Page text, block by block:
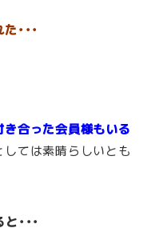
・・
合った会員様もいる
しては素晴らしいとも
・・